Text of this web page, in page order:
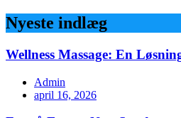
Nyeste indlæg
Wellness Massage: En
Admin
april 16, 2026